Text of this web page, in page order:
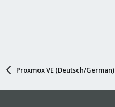
Proxmox VE (Deutsch/German)